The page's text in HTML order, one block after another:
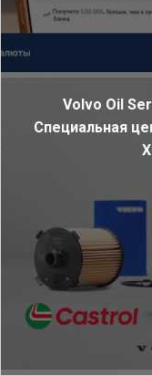
Volvo Oil
Специальная